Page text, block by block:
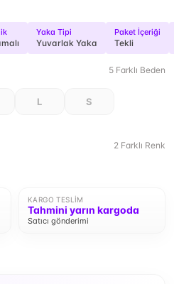
Yaka Tipi
Yuvarlak Yaka
Paket İçeriği
Tekli
5 Farklı Beden
L S
2 Farklı Renk
KARGO TESLIM
Tahmini yarın kargoda
Satıcı gönderimi